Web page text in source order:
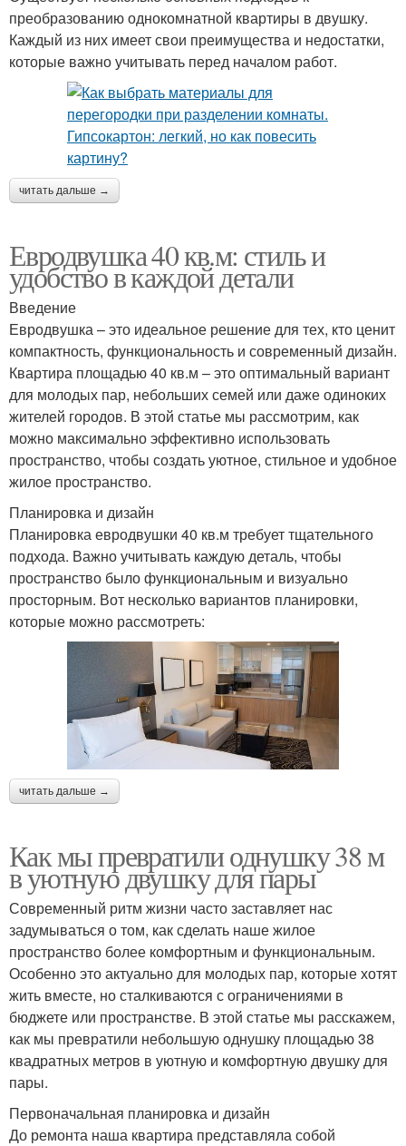
преобразованию однокомнатной квартиры в двушку.
Каждый из них имеет свои преимущества и недостатки,
которые важно учитывать перед началом работ.
читать дальше →
Евродвушка 40 кв.м: стиль и
удобство в каждой детали
Введение
Евродвушка – это идеальное решение для тех, кто ценит
компактность, функциональность и современный дизайн.
Квартира площадью 40 кв.м – это оптимальный вариант
для молодых пар, небольших семей или даже одиноких
жителей городов. В этой статье мы рассмотрим, как
можно максимально эффективно использовать
пространство, чтобы создать уютное, стильное и удобное
жилое пространство.
Планировка и дизайн
Планировка евродвушки 40 кв.м требует тщательного
подхода. Важно учитывать каждую деталь, чтобы
пространство было функциональным и визуально
просторным. Вот несколько вариантов планировки,
которые можно рассмотреть:
читать дальше →
Как мы превратили однушку 38 м
в уютную двушку для пары
Современный ритм жизни часто заставляет нас
задумываться о том, как сделать наше жилое
пространство более комфортным и функциональным.
Особенно это актуально для молодых пар, которые хотят
жить вместе, но сталкиваются с ограничениями в
бюджете или пространстве. В этой статье мы расскажем,
как мы превратили небольшую однушку площадью 38
квадратных метров в уютную и комфортную двушку для
пары.
Первоначальная планировка и дизайн
До ремонта наша квартира представляла собой